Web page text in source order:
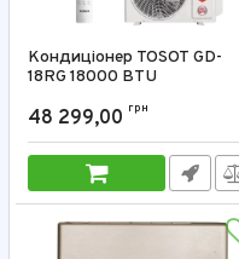
Кондиціонер TOSOT GD-
18RG 18000 BTU
48 299,00 грн